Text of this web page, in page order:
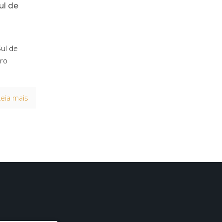
de
de
mais